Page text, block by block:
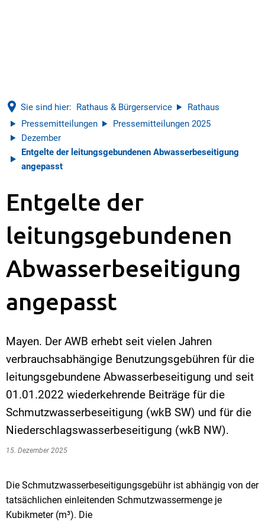
Sie sind hier: Rathaus & Bürgerservice
Rathaus
Pressemitteilungen
Pressemitteilungen 2025
Dezember
Entgelte der leitungsgebundenen Abwasserbeseitigung
angepasst
Entgelte der
leitungsgebundenen
Abwasserbeseitigung
angepasst
Mayen. Der AWB erhebt seit vielen Jahren
verbrauchsabhängige Benutzungsgebühren für die
leitungsgebundene Abwasserbeseitigung und seit
01.01.2022 wiederkehrende Beiträge für die
Schmutzwasserbeseitigung (wkB SW) und für die
Niederschlagswasserbeseitigung (wkB NW).
15. Dezember 2025
Die Schmutzwasserbeseitigungsgebühr ist abhängig von der
tatsächlichen einleitenden Schmutzwassermenge je
Kubikmeter (m³). Die